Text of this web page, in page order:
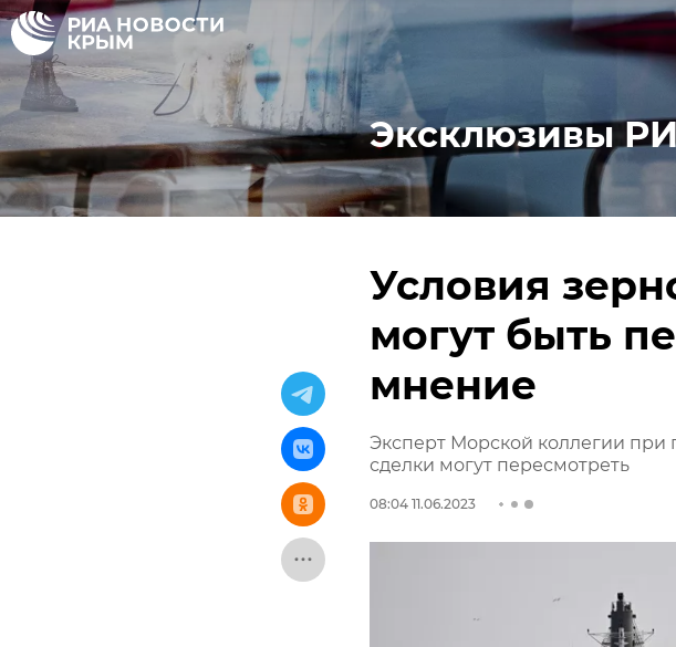
Эксклюзивы
Условия
могут быть
мнение
Эксперт Морской коллегии при
сделки могут пересмотреть
08:04 11.06.2023